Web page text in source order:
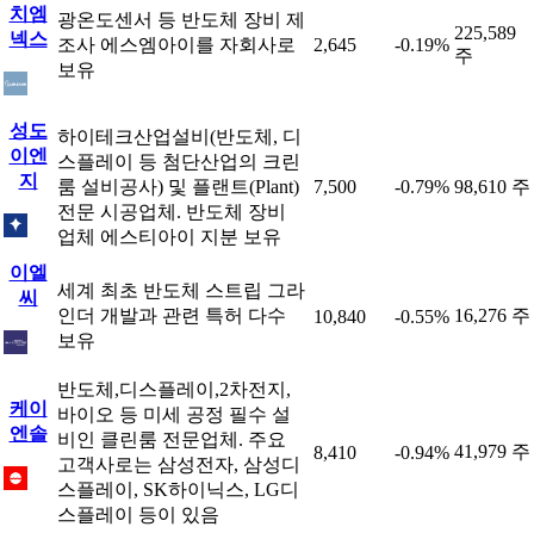
치엠
넥스
광온도센서 등 반도체 장비 제
조사 에스엠아이를 자회사로
보유
2,645 -0.19%
225,589
주
성도
이엔
지
하이테크산업설비(반도체, 디
스플레이 등 첨단산업의 크린
룸 설비공사) 및 플랜트(Plant)
전문 시공업체. 반도체 장비
업체 에스티아이 지분 보유
7,500 -0.79% 98,610 주
이엘
씨
세계 최초 반도체 스트립 그라
인더 개발과 관련 특허 다수
보유
10,840 -0.55% 16,276 주
케이
엔솔
반도체,디스플레이,2차전지,
바이오 등 미세 공정 필수 설
비인 클린룸 전문업체. 주요
고객사로는 삼성전자, 삼성디
스플레이, SK하이닉스, LG디
스플레이 등이 있음
8,410 -0.94% 41,979 주